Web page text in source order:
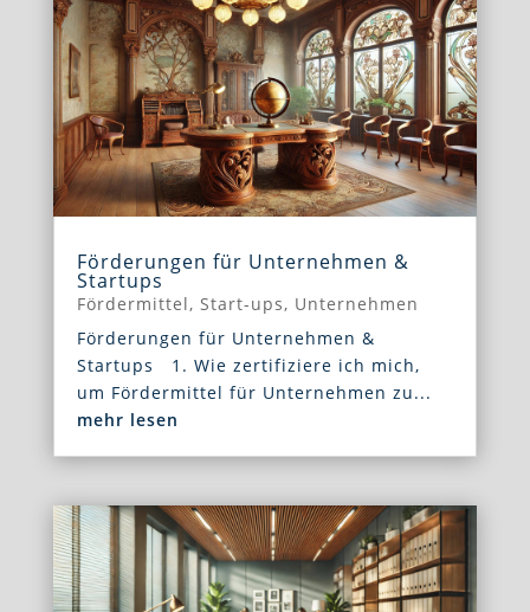
Förderungen für Unternehmen &
Startups
Fördermittel, Start-ups, Unternehmen
Förderungen für Unternehmen &
Startups 1. Wie zertifiziere ich mich,
um Fördermittel für Unternehmen zu...
mehr lesen